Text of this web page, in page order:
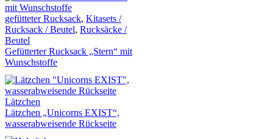
gefütteter Rucksack, Kitasets /
Rucksack / Beutel, Rucksäcke /
Beutel
Gefütterter Rucksack „Stern“ mit
Wunschstoffe
Lätzchen
Lätzchen „Unicorns EXIST“,
wasserabweisende Rückseite